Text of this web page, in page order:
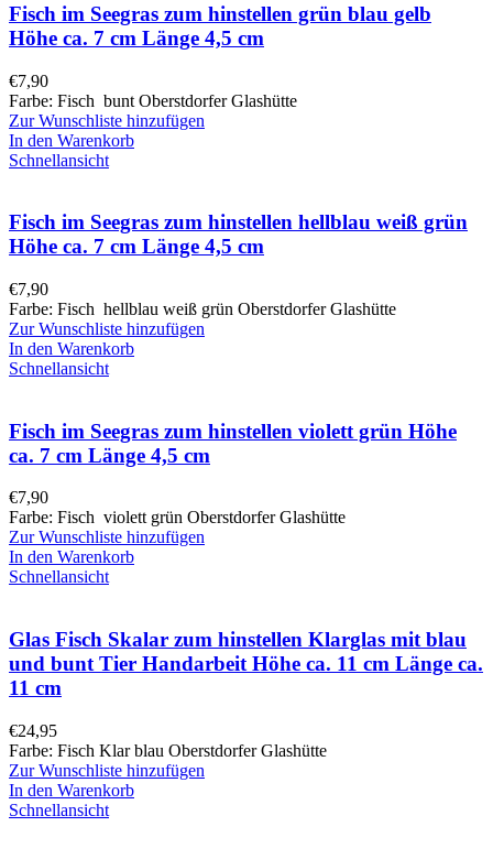
Fisch im Seegras zum hinstellen grün blau gelb
Höhe ca. 7 cm Länge 4,5 cm
€7,90
Farbe: Fisch bunt Oberstdorfer Glashütte
Zur Wunschliste hinzufügen
In den Warenkorb
Schnellansicht
Fisch im Seegras zum hinstellen hellblau weiß grün
Höhe ca. 7 cm Länge 4,5 cm
€7,90
Farbe: Fisch hellblau weiß grün Oberstdorfer Glashütte
Zur Wunschliste hinzufügen
In den Warenkorb
Schnellansicht
Fisch im Seegras zum hinstellen violett grün Höhe
ca. 7 cm Länge 4,5 cm
€7,90
Farbe: Fisch violett grün Oberstdorfer Glashütte
Zur Wunschliste hinzufügen
In den Warenkorb
Schnellansicht
Glas Fisch Skalar zum hinstellen Klarglas mit blau
und bunt Tier Handarbeit Höhe ca. 11 cm Länge ca.
11 cm
€24,95
Farbe: Fisch Klar blau Oberstdorfer Glashütte
Zur Wunschliste hinzufügen
In den Warenkorb
Schnellansicht